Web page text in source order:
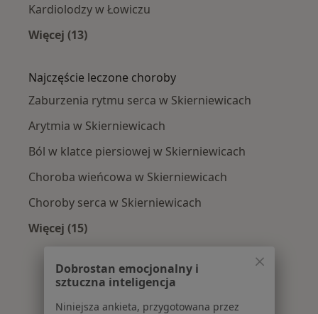
Kardiolodzy w Łowiczu
Więcej (13)
Najczęście leczone choroby
Zaburzenia rytmu serca w Skierniewicach
Arytmia w Skierniewicach
Ból w klatce piersiowej w Skierniewicach
Choroba wieńcowa w Skierniewicach
Choroby serca w Skierniewicach
Więcej (15)
Dobrostan emocjonalny i
sztuczna inteligencja
Niniejsza ankieta, przygotowana przez